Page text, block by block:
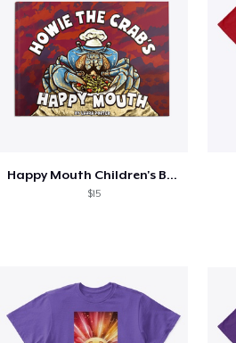
Happy Mouth Children's Book
$15